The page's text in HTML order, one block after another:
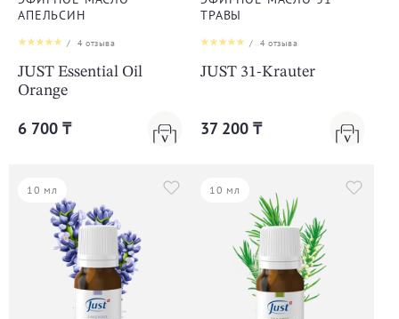
АПЕЛЬСИН
/ 4отзыва
JUST Essential Oil
Orange
6 700 ₸
ТРАВЫ
/ 4отзыва
JUST 31-Krauter
37 200 ₸
10 мл 10 мл